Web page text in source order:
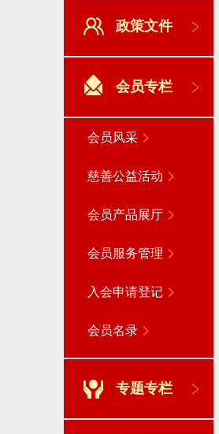
政策文件
会员专栏
会员风采
慈善公益活动
会员产品展厅
会员服务管理
入会申请登记
会员名录
专题专栏